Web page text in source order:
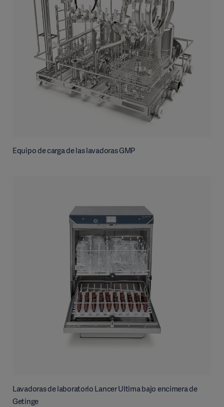
Equipo de carga de las lavadoras GMP
Lavadoras de laboratorio Lancer Ultima bajo encimera de
Getinge